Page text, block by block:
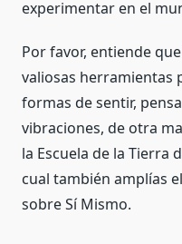
experimentar en el
Por favor, entiende
valiosas herramientas
formas de sentir,
vibraciones, de otra
la Escuela de la Tierra
cual también amplías
sobre Sí Mismo.